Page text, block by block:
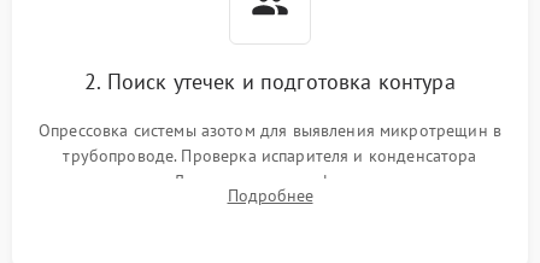
2. Поиск утечек и подготовка контура
Опрессовка системы азотом для выявления микротрещин в
трубопроводе. Проверка испарителя и конденсатора
течеискателем. Демонтаж старого фильтра-осушителя и
продувка капиллярной трубки для устранения засоров.
Подробнее